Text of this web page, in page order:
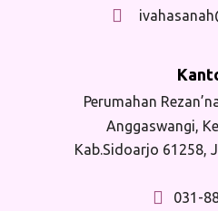
Perumahan
Anggaswangi,
Kab.Sidoarjo 61258,
031-